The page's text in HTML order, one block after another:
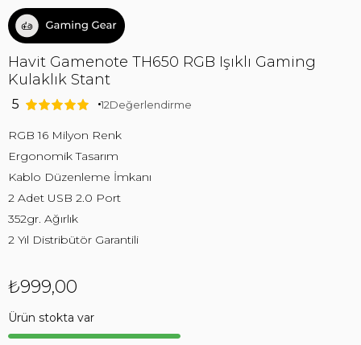
Havit Gamenote TH650 RGB Işıklı Gaming
Kulaklık Stant
5 12Değerlendirme
RGB 16 Milyon Renk
Ergonomik Tasarım
Kablo Düzenleme İmkanı
2 Adet USB 2.0 Port
352gr. Ağırlık
2 Yıl Distribütör Garantili
₺999,00
Ürün stokta var